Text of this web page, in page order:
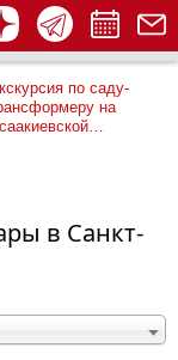
по саду-
на
в Санкт-